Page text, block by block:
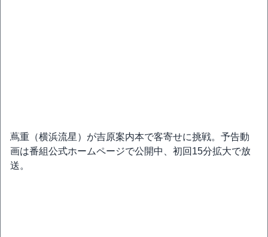
蔦重（横浜流星）が吉原案内本で客寄せに挑戦。予告動
画は番組公式ホームページで公開中、初回15分拡大で放
送。